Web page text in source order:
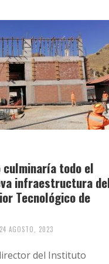
culminaría todo el
infraestructura
Tecnológico de
24 AGOSTO, 2023
del Instituto